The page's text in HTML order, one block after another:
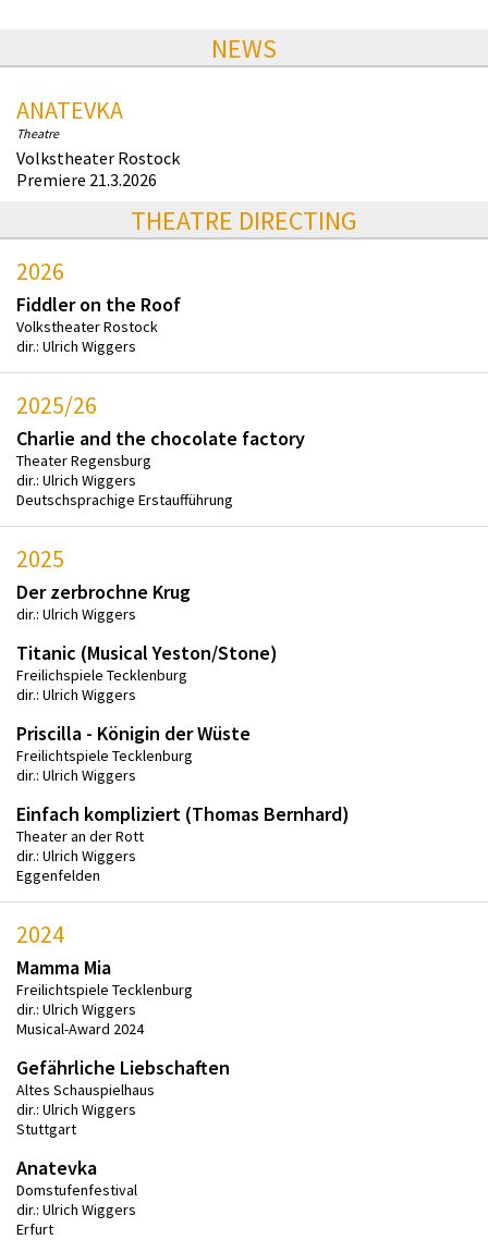
NEWS
ANATEVKA
Theatre
Volkstheater Rostock
Premiere 21.3.2026
THEATRE DIRECTING
2026
Fiddler on the Roof
Volkstheater Rostock
dir.: Ulrich Wiggers
2025/26
Charlie and the chocolate factory
Theater Regensburg
dir.: Ulrich Wiggers
Deutschsprachige Erstaufführung
2025
Der zerbrochne Krug
dir.: Ulrich Wiggers
Titanic (Musical Yeston/Stone)
Freilichspiele Tecklenburg
dir.: Ulrich Wiggers
Priscilla - Königin der Wüste
Freilichtspiele Tecklenburg
dir.: Ulrich Wiggers
Einfach kompliziert (Thomas Bernhard)
Theater an der Rott
dir.: Ulrich Wiggers
Eggenfelden
2024
Mamma Mia
Freilichtspiele Tecklenburg
dir.: Ulrich Wiggers
Musical-Award 2024
Gefährliche Liebschaften
Altes Schauspielhaus
dir.: Ulrich Wiggers
Stuttgart
Anatevka
Domstufenfestival
dir.: Ulrich Wiggers
Erfurt